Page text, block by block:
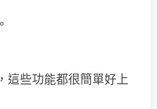
這些功能都很簡單好上